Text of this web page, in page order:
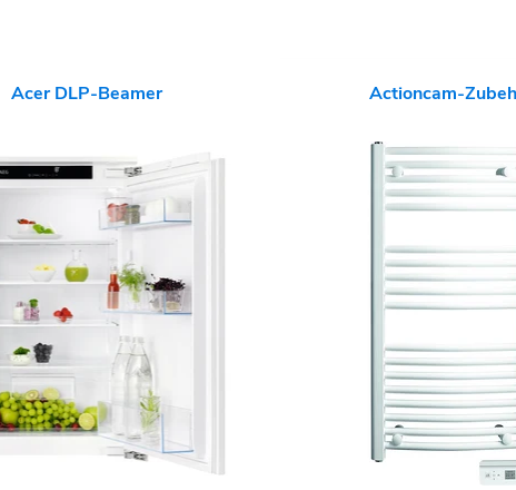
Acer DLP-Beamer Actioncam-